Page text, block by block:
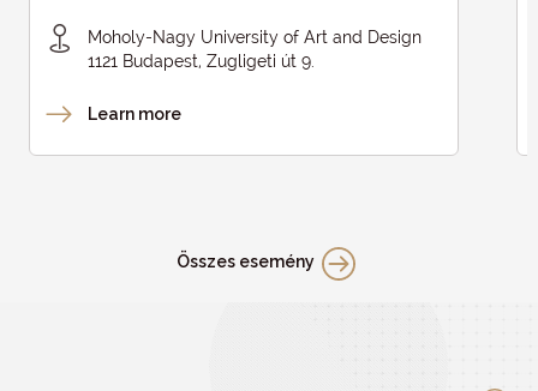
Moholy-Nagy University of Art and Design
1121 Budapest, Zugligeti út 9.
Learn more
Összes esemény